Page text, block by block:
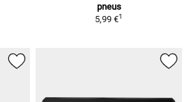
pneus
5,99 €1